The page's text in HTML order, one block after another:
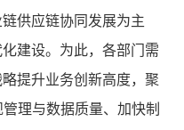
供应链协同发展为主
建设。为此，各部门需
提升业务创新高度，聚
理与数据质量、加快制